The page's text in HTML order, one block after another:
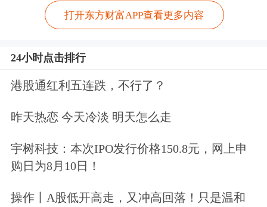
“滞”的一面，除消费表现外，在就业市
非农新增就业人数骤降至7.3万，创下9
个月以来的最低纪录，并且大幅低于预
期的10.4万。5月和6月的数据也被大幅
下修，两个月合计新增就业人数减少了
25.8万。
打开东方财富APP查看更多内容
24小时点击排行
港股通红利五连跌，不行了？
昨天热恋 今天冷淡 明天怎么走
宇树科技：本次IPO发行价格150.8元，网上申
购日为8月10日！
操作丨A股低开高走，又冲高回落！只是温和